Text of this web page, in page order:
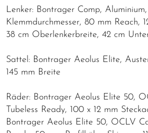
Lenker: Bontrager Comp, Aluminium,
Klemmdurchmesser, 80 mm Reach,
38 cm Oberlenkerbreite, 42 cm
Sattel: Bontrager Aeolus Elite,
145 mm Breite
Räder: Bontrager Aeolus Elite 50,
Tubeless Ready, 100 x 12 mm
Bontrager Aeolus Elite 50, OCLV